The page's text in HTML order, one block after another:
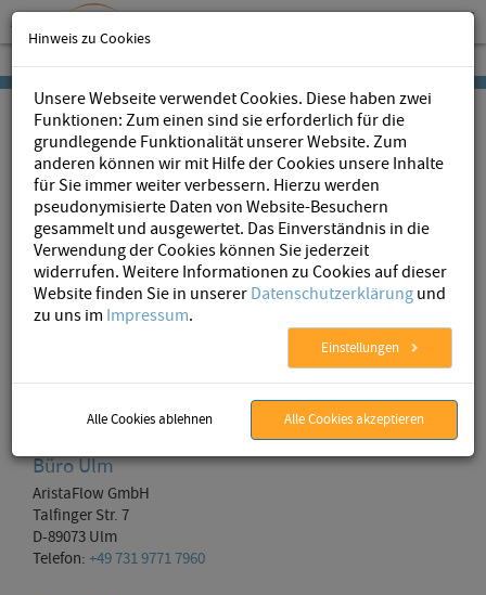
AristaFlow»Unternehmen» Kontakt
Kontakt
Linh Thao Ly
Büro Ulm
AristaFlow GmbH
Talfinger Str. 7
D-89073 Ulm
Telefon: +49 731 9771 7960
Hinweis zu Cookies
Unsere Webseite verwendet Cookies. Diese haben zwei
Funktionen: Zum einen sind sie erforderlich für die
grundlegende Funktionalität unserer Website. Zum
anderen können wir mit Hilfe der Cookies unsere Inhalte
für Sie immer weiter verbessern. Hierzu werden
pseudonymisierte Daten von Website-Besuchern
gesammelt und ausgewertet. Das Einverständnis in die
Verwendung der Cookies können Sie jederzeit
widerrufen. Weitere Informationen zu Cookies auf dieser
Website finden Sie in unsererDatenschutzerklärungund
zu uns im Impressum.
Einstellungen
Alle Cookies ablehnen Alle Cookies akzeptieren